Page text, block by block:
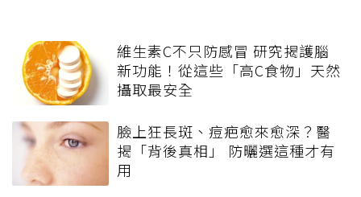
維生素C不只防感冒 研究揭護腦
新功能！從這些「高C食物」天然
攝取最安全
臉上狂長斑、痘疤愈來愈深？醫
揭「背後真相」 防曬選這種才有
用